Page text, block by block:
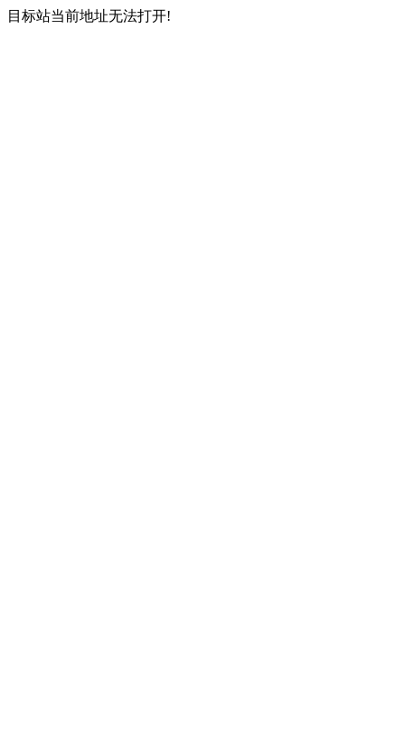
目标站当前地址无法打开!